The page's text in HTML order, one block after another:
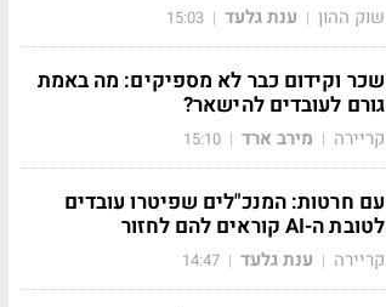
שוק ההון | ענת גלעד |
15:03
שכר וקידום כבר לא מספיקים: מה באמת
גורם לעובדים להישאר?
קריירה | מירב ארד |
15:10
עם חרטות: המנכ"לים שפיטרו עובדים
לטובת ה-AI קוראים להם לחזור
קריירה | ענת גלעד |
14:47